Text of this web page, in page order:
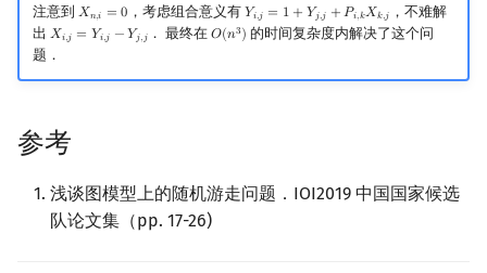
注意到 𝑋𝑛,𝑖 = 0
Xn,i =0 ，考虑组合意义有 𝑌𝑖,𝑗 = 1 + 𝑌𝑗,𝑗 +𝑃𝑖,𝑘𝑋𝑘,𝑗
Yi,j =1+ Y j,j+Pi,k Xk,j
，不难解
出 𝑋𝑖,𝑗 = 𝑌𝑖,𝑗 − 𝑌𝑗,𝑗
Xi,j= Yi j−Yj ,j ． 最终在 𝑂(𝑛3)
O(n3) 的时间复杂度内解决了这个问
题．
参考
浅谈图模型上的随机游走问题．IOI2019 中国国家候选
队论文集（pp. 17-26)